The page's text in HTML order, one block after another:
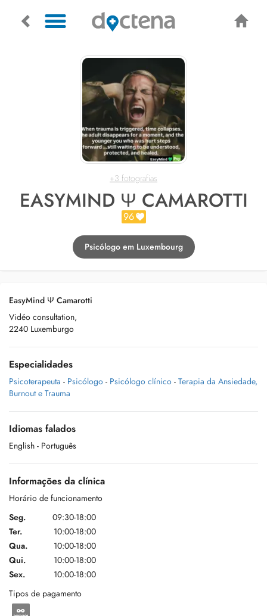
+3 fotografias
EASYMIND Ψ CAMAROTTI
96
Psicólogo em Luxembourg
EasyMind Ψ Camarotti
Vidéo consultation,
2240 Luxemburgo
Especialidades
Psicoterapeuta - Psicólogo - Psicólogo clínico - Terapia da Ansiedade,
Burnout e Trauma
Idiomas falados
English - Português
Informações da clínica
Horário de funcionamento
Seg.
09:30-18:00
Ter.
10:00-18:00
Qua.
10:00-18:00
Qui.
10:00-18:00
Sex.
10:00-18:00
Tipos de pagamento